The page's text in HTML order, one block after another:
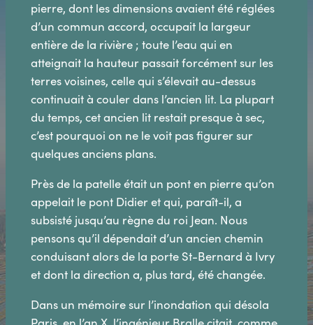
pierre, dont les dimensions avaient été réglées
d’un commun accord, occupait la largeur
entière de la rivière ; toute l’eau qui en
atteignait la hauteur passait forcément sur les
terres voisines, celle qui s’élevait au-dessus
continuait à couler dans l’ancien lit. La plupart
du temps, cet ancien lit restait presque à sec,
c’est pourquoi on ne le voit pas figurer sur
quelques anciens plans.
Près de la patelle était un pont en pierre qu’on
appelait le pont Didier et qui, paraît-il, a
subsisté jusqu’au règne du roi Jean. Nous
pensons qu’il dépendait d’un ancien chemin
conduisant alors de la porte St-Bernard à Ivry
et dont la direction a, plus tard, été changée.
Dans un mémoire sur l’inondation qui désola